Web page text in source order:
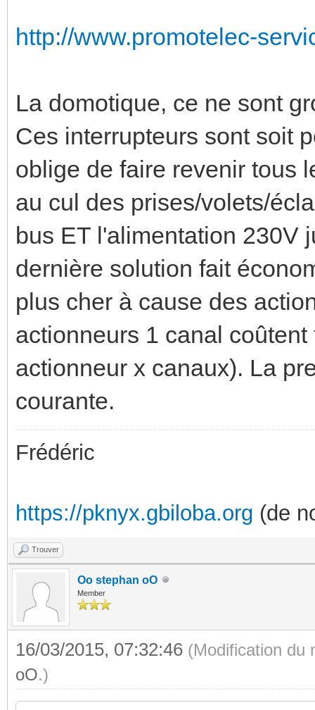
http://www.promotelec-
La domotique, ce ne sont
Ces interrupteurs sont soit
oblige de faire revenir tous
au cul des prises/volets/
bus ET l'alimentation 230V
dernière solution fait
plus cher à cause des
actionneurs 1 canal
actionneur x canaux). La
courante.
Frédéric
https://pknyx.gbiloba.org (de
Trouver
Oo stephan oO
Member
16/03/2015, 07:32:46 (Modification du
oO.)